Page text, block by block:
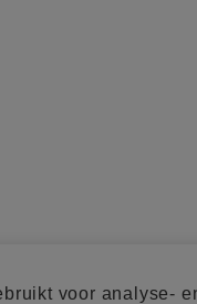
voor analyse-